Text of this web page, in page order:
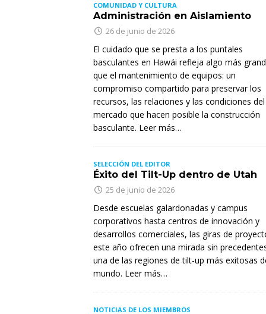
COMUNIDAD Y CULTURA
Administración en Aislamiento
26 de junio de 2026
El cuidado que se presta a los puntales
basculantes en Hawái refleja algo más
que el mantenimiento de equipos: un
compromiso compartido para preservar los
recursos, las relaciones y las condiciones del
mercado que hacen posible la construcción
basculante. Leer más…
SELECCIÓN DEL EDITOR
Éxito del Tilt-Up dentro de Utah
25 de junio de 2026
Desde escuelas galardonadas y campus
corporativos hasta centros de innovación y
desarrollos comerciales, las giras de
este año ofrecen una mirada sin
una de las regiones de tilt-up más exitosas
mundo. Leer más…
NOTICIAS DE LOS MIEMBROS